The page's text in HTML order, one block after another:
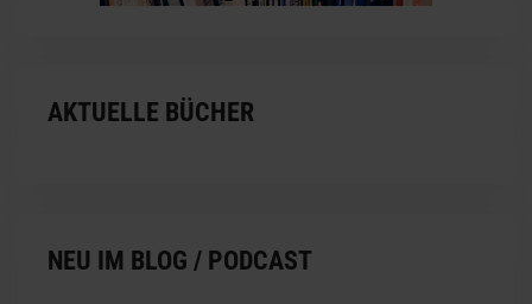
AKTUELLE BÜCHER
NEU IM BLOG / PODCAST